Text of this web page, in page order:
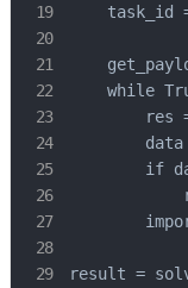
task_id
while
res
data
if
result =